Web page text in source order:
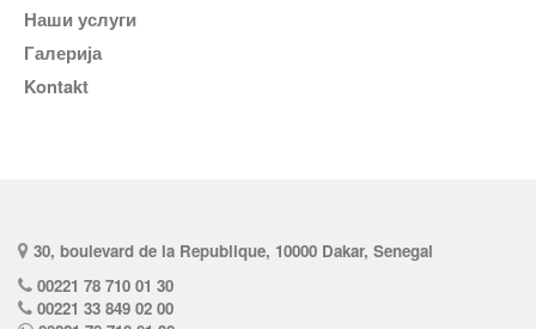
наши услуги
галерија
Kontakt
30, boulevard de la Republique, 10000 Dakar, Senegal
00221 78 710 01 30
00221 33 849 02 00